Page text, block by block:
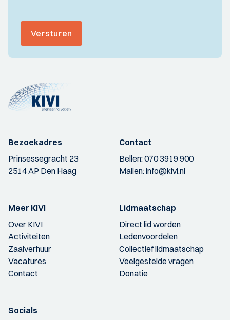
Versturen
Bezoekadres
Prinsessegracht 23
2514 AP Den Haag
Contact
Bellen:070 3919 900
Mailen:info@kivi.nl
Meer KIVI
Over KIVI
Activiteiten
Zaalverhuur
Vacatures
Contact
Lidmaatschap
Direct lid worden
Ledenvoordelen
Collectief lidmaatschap
Veelgestelde vragen
Donatie
Socials